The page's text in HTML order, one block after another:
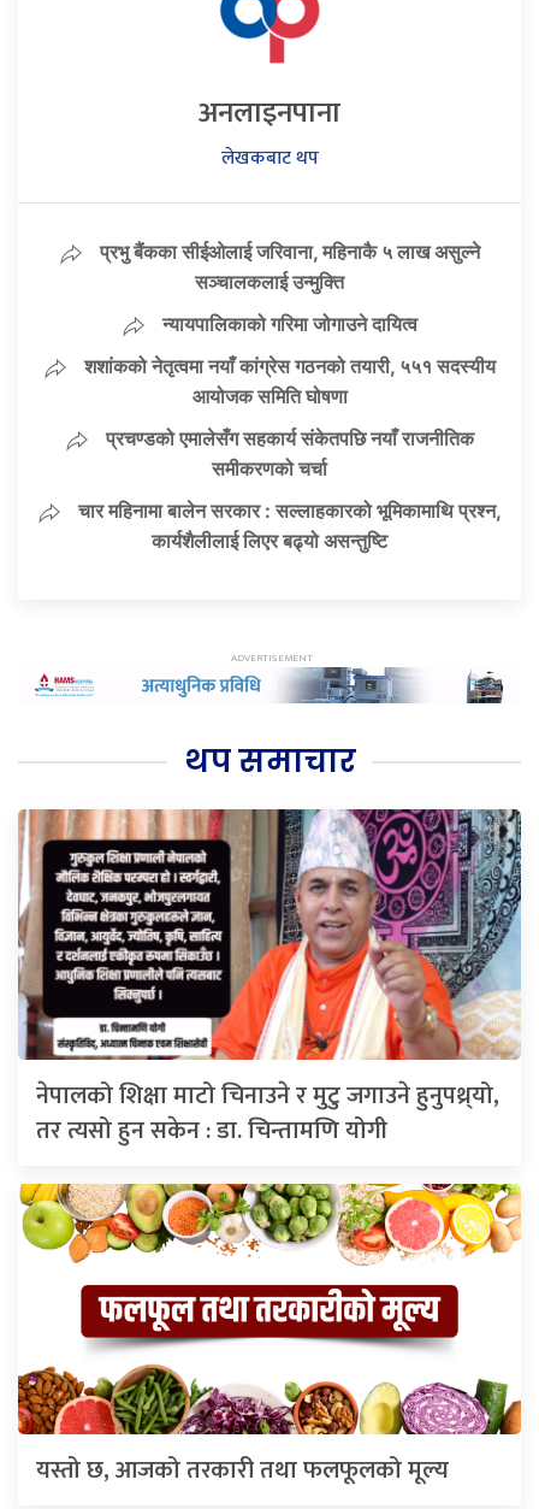
अनलाइनपाना
लेखकबाट थप
प्रभु बैंकका सीईओलाई जरिवाना, महिनाकै ५ लाख असुल्ने
सञ्चालकलाई उन्मुक्ति
न्यायपालिकाको गरिमा जोगाउने दायित्व
शशांकको नेतृत्वमा नयाँ कांग्रेस गठनको तयारी, ५५१ सदस्यीय
आयोजक समिति घोषणा
प्रचण्डको एमालेसँग सहकार्य संकेतपछि नयाँ राजनीतिक
समीकरणको चर्चा
चार महिनामा बालेन सरकार : सल्लाहकारको भूमिकामाथि प्रश्न,
कार्यशैलीलाई लिएर बढ्यो असन्तुष्टि
थप समाचार
नेपालको शिक्षा माटो चिनाउने र मुटु जगाउने हुनुपथ्र्यो,
तर त्यसो हुन सकेन : डा. चिन्तामणि योगी
यस्तो छ, आजको तरकारी तथा फलफूलको मूल्य